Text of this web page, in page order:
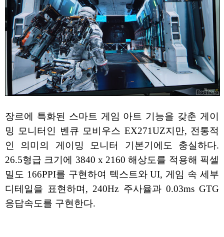
장르에 특화된 스마트 게임 아트 기능을 갖춘 게이
밍 모니터인 벤큐 모비우스 EX271UZ지만, 전통적
인 의미의 게이밍 모니터 기본기에도 충실하다.
26.5형급 크기에 3840 x 2160 해상도를 적용해 픽셀
밀도 166PPI를 구현하여 텍스트와 UI, 게임 속 세부
디테일을 표현하며, 240Hz 주사율과 0.03ms GTG
응답속도를 구현한다.